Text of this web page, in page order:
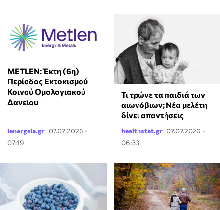
ΜETLEN: Έκτη (6η)
Περίοδος Εκτοκισμού
Κοινού Ομολογιακού
Δανείου
ienergeia.gr 07.07.2026 -
07:19
Τι τρώνε τα παιδιά των
αιωνόβιων; Νέα μελέτη
δίνει απαντήσεις
healthstat.gr 07.07.2026 -
06:33